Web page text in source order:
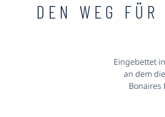
DEN WEG
Eingebettet
an dem